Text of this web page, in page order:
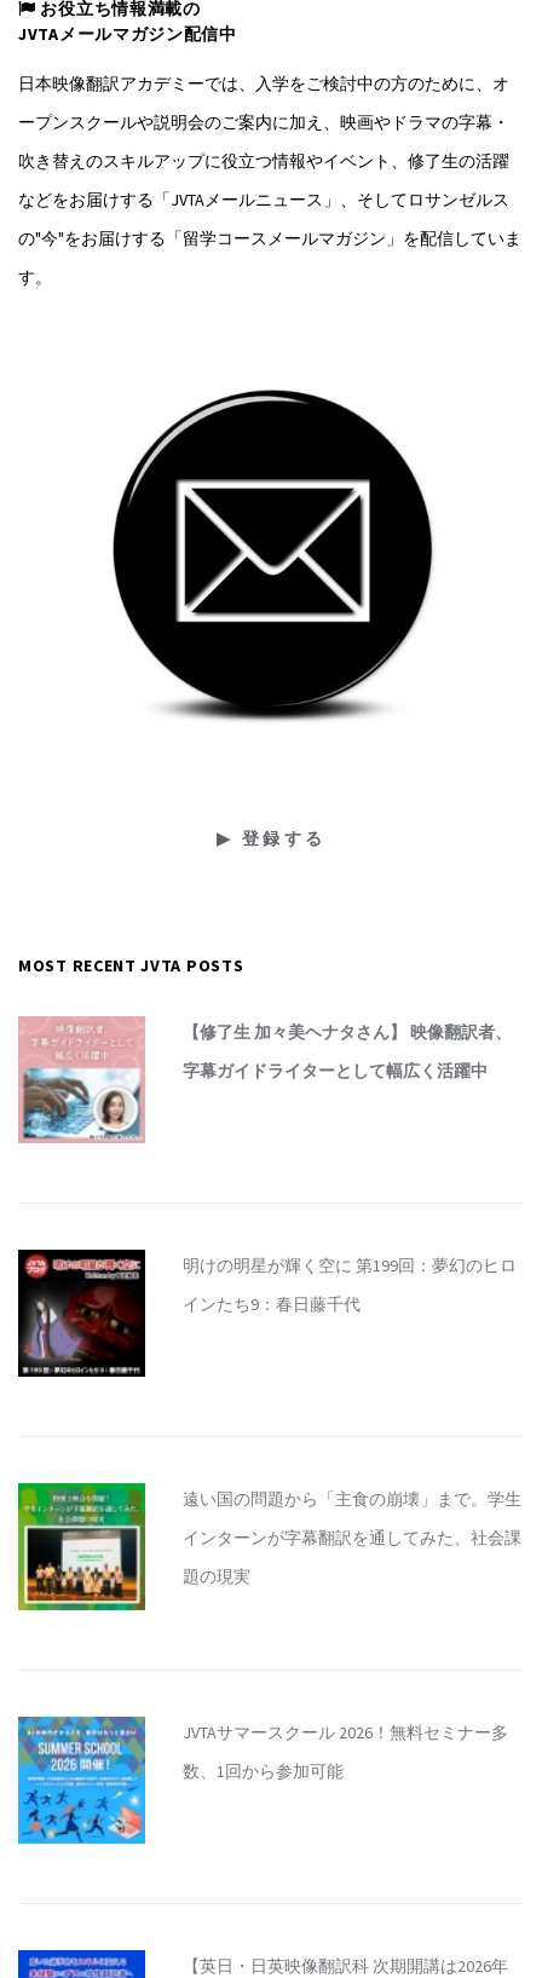
お役立ち情報満載の
JVTAメールマガジン配信中
日本映像翻訳アカデミーでは、入学をご検討中の方のために、オ
ープンスクールや説明会のご案内に加え、映画やドラマの字幕・
吹き替えのスキルアップに役立つ情報やイベント、修了生の活躍
などをお届けする「JVTAメールニュース」、そしてロサンゼルス
の"今"をお届けする「留学コースメールマガジン」を配信していま
す。
MOST RECENT JVTA POSTS
【修了生 加々美ヘナタさん】 映像翻訳者、
字幕ガイドライターとして幅広く活躍中
明けの明星が輝く空に 第199回：夢幻のヒロ
インたち9：春日藤千代
遠い国の問題から「主食の崩壊」まで。学生
インターンが字幕翻訳を通してみた、社会課
題の現実
JVTAサマースクール 2026！無料セミナー多
数、1回から参加可能
【英日・日英映像翻訳科 次期開講は2026年